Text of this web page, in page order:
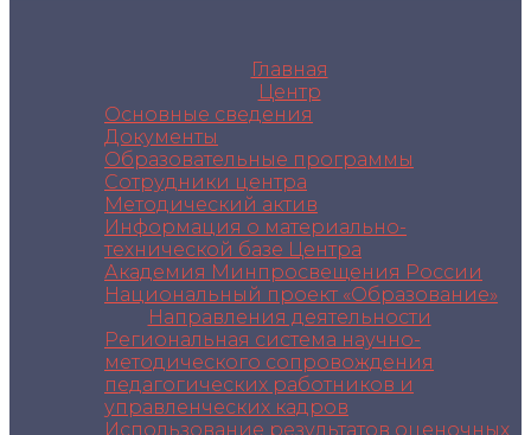
Главная
Центр
Основные сведения
Документы
Образовательные программы
Сотрудники центра
Методический актив
Информация о материально-
технической базе Центра
Академия Минпросвещения России
Национальный проект «Образование»
Направления деятельности
Региональная система научно-
методического сопровождения
педагогических работников и
управленческих кадров
Использование результатов оценочных